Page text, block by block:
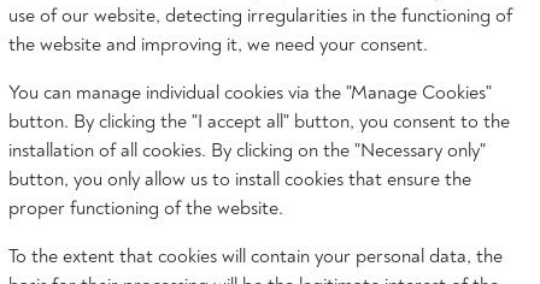
PAR LE FÉMINISME. « LES ANTIGONES
use of our website, detecting irregularities in the functioning of
the website and improving it, we need your consent.
You can manage individual cookies via the "Manage Cookies"
button. By clicking the "I accept all" button, you consent to the
installation of all cookies. By clicking on the "Necessary only"
button, you only allow us to install cookies that ensure the
proper functioning of the website.
To the extent that cookies will contain your personal data, the